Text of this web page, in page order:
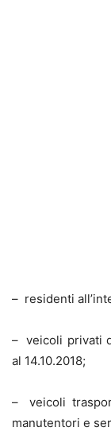
– residenti
– veicoli privati
al 14.10.2018;
– veicoli
manutentori e